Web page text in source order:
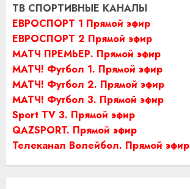
ТВ СПОРТИВНЫЕ КАНАЛЫ
ЕВРОСПОРТ 1 Прямой эфир
ЕВРОСПОРТ 2 Прямой эфир
МАТЧ ПРЕМЬЕР. Прямой эфир
МАТЧ! Футбол 1. Прямой эфир
МАТЧ! Футбол 2. Прямой эфир
МАТЧ! Футбол 3. Прямой эфир
Sport TV 3. Прямой эфир
QAZSPORT. Прямой эфир
Телеканал Волейбол. Прямой эфир